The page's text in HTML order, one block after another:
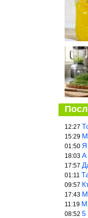
12:27
15:29
01:50 Я
18:03 А
17:57
01:11
09:57
17:43
11:19
08:52 5